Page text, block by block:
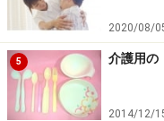
ホームヘルパーさん
お付き合いして、ぜ
2020/08/
5 介護用の
2014/12/